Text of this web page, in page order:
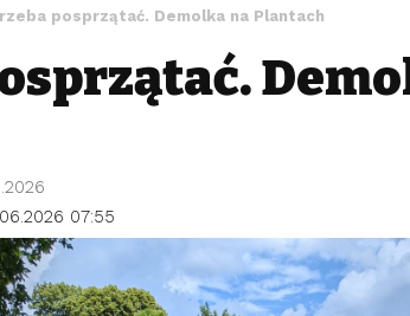
posprzątać. Demolka na Plantach
07:55